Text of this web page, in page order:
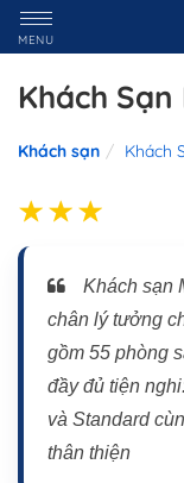
MENU
Khách
Khách sạn Khách
Khách sạn
chân lý tưởng
gồm 55 phòng
đầy đủ tiện
và Standard
thân thiện